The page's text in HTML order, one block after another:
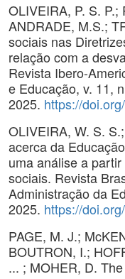
OLIVEIRA, P. S.
ANDRADE, M.S.;
sociais nas
relação com a
Revista Ibero-
e Educação, v. 11,
2025. https://
OLIVEIRA, W. S.
acerca da
uma análise a
sociais. Revista
Administração da
2025. https://
PAGE, M. J.;
BOUTRON, I.;
... ; MOHER, D.